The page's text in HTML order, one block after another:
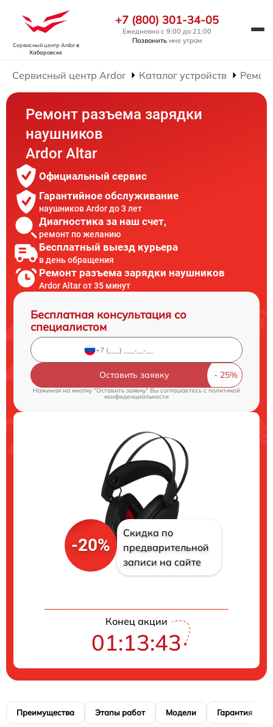
Сервисный центр Ardorв
Хабаровске
+7 (800) 301-34-05
Ежедневно с 9:00 до 21:00
Позвонить мне утром
Сервисный центр Ardor Каталог устройств
Ремонт разъема зарядки
наушников
Ardor Аltar
Официальный сервис
Гарантийное обслуживание
наушников Ardor до 3 лет
Диагностика за наш счет,
ремонт по желанию
Бесплатный выезд курьера
в день обращения
Ремонт разъема зарядки наушников
Ardor Аltar от 35 минут
Бесплатная консультация со
специалистом
Оставить заявку
Нажимая на кнопку "Оставить заявку" Вы соглашаетесь cполитикой
конфиденциальности
-20%
Скидка по
предварительной
записи на сайте
Конец акции
01:13:41
Преимущества Этапы работ Модели Гарантия